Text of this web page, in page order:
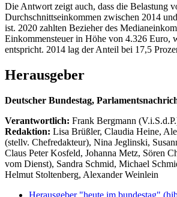
Die Antwort zeigt auch, dass die Belastung
Durchschnittseinkommen zwischen 2014
ist. 2020 zahlten Bezieher des
Einkommensteuer in Höhe von 4.326 Euro,
entspricht. 2014 lag der Anteil bei 17,5
Herausgeber
Deutscher Bundestag,
Verantwortlich: Frank Bergmann
Redaktion: Lisa Brüßler, Claudia Heine,
(stellv. Chefredakteur), Nina Jeglinski,
Claus Peter Kosfeld, Johanna Metz, Sören
vom Dienst), Sandra Schmid, Michael
Helmut Stoltenberg, Alexander Weinlein
Herausgeber "heute im bundestag"